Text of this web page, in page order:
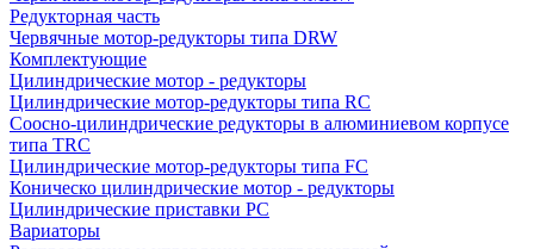
Редукторная часть
Червячные мотор-редукторы типа DRW
Комплектующие
Цилиндрические мотор - редукторы
Цилиндрические мотор-редукторы типа RC
Соосно-цилиндрические редукторы в алюминиевом корпусе
типа TRC
Цилиндрические мотор-редукторы типа FC
Коническо цилиндрические мотор - редукторы
Цилиндрические приставки PC
Вариаторы